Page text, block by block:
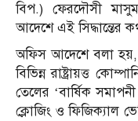
বিপ.) ফেরদৌসী
আদেশে এই সিদ্ধান্তের
অফিস আদেশে বলা হয়,
বিভিন্ন রাষ্ট্রায়ত্ত
তেলের ‘বার্ষিক
ক্লোজিং ও ফিজিক্যাল